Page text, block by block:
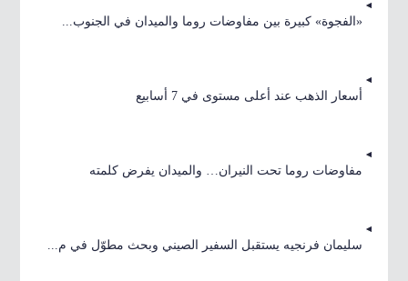
«الفجوة» كبيرة بين مفاوضات روما والميدان في الجنوب...
أسعار الذهب عند أعلى مستوى في 7 أسابيع
مفاوضات روما تحت النيران… والميدان يفرض كلمته
سليمان فرنجيه يستقبل السفير الصيني وبحث مطوّل في م...